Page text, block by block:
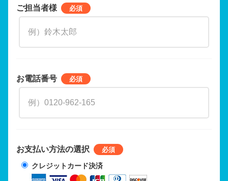
ご担当者様
お電話番号
お支払い方法の選択
クレジットカード決済